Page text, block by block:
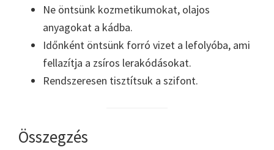
Ne öntsünk kozmetikumokat, olajos
anyagokat a kádba.
Időnként öntsünk forró vizet a lefolyóba, ami
fellazítja a zsíros lerakódásokat.
Rendszeresen tisztítsuk a szifont.
Összegzés